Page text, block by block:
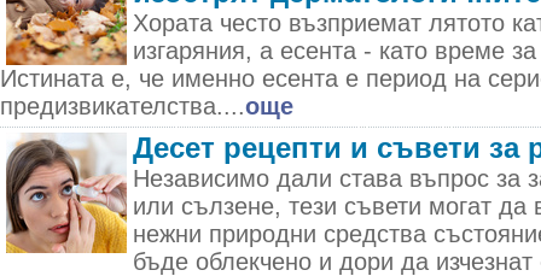
Хората често възприемат лятото
изгаряния, а есента - като време
Истината е, че именно есента е период на
предизвикателства....още
Десет рецепти и съвети за
Независимо дали става въпрос за
или сълзене, тези съвети могат
нежни природни средства
бъде облекчено и дори да